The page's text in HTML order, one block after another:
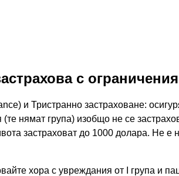
с ограничения
и Тристранно застраховане:
нямат група) изобщо не се
застраховат до 1000 долара. Не е
хора с увреждания от I група и